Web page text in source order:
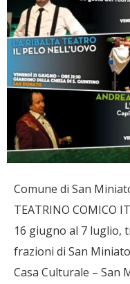
Comune di San
TEATRINO COMICO
16 giugno al 7 luglio,
frazioni di San
Casa Culturale – San